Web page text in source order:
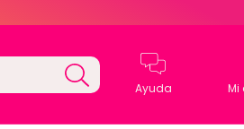
Ayuda Mi